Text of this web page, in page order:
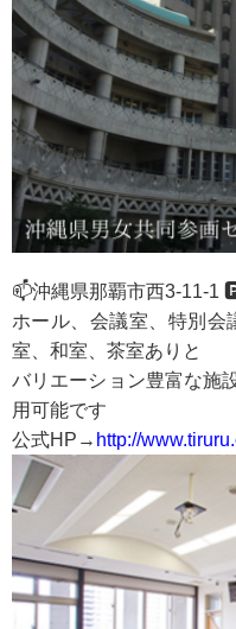
📫沖縄県那覇市西3-11-1
ホール、会議室、特別会
室、和室、茶室ありと
バリエーション豊富な施
用可能です
公式HP→ http://